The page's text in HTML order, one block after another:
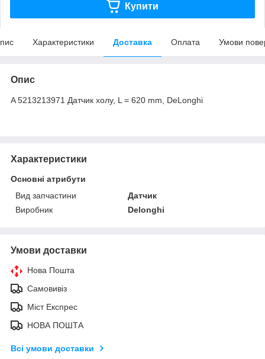
Купити
Характеристики Доставка Оплата Умови
Опис
A 5213213971 Датчик холу, L = 620 mm, DeLonghi
Характеристики
Основні атрибути
Вид запчастини
Датчик
Виробник
Delonghi
Умови доставки
Нова Пошта
Самовивіз
Міст Експрес
НОВА ПОШТА
Всі умови доставки